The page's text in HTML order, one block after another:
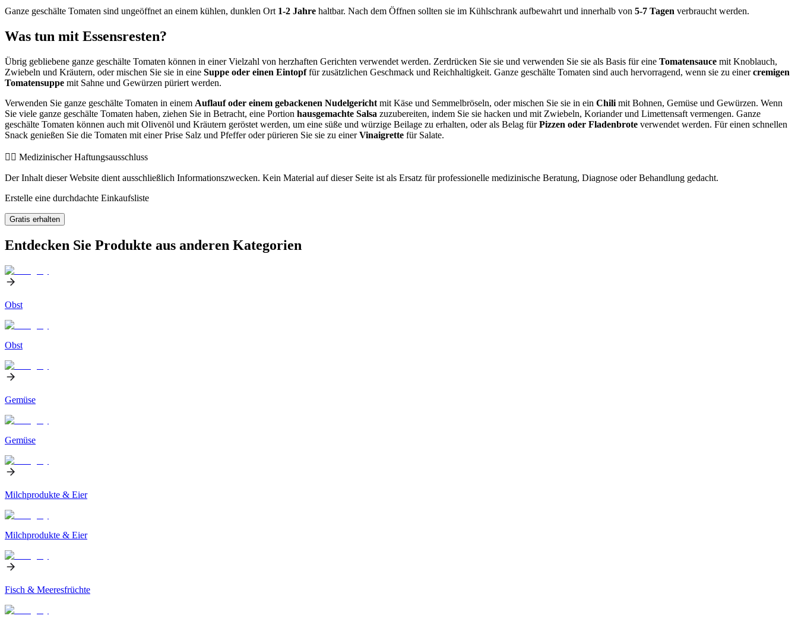
Ganze geschälte Tomaten sind ungeöffnet an einem kühlen, dunklen Ort 1-2 Jahre haltbar. Nach dem Öffnen sollten sie im Kühlschrank aufbewahrt und innerhalb von 5-7 Tagen verbraucht werden.
Was tun mit Essensresten?
Übrig gebliebene ganze geschälte Tomaten können in einer Vielzahl von herzhaften Gerichten verwendet werden. Zerdrücken Sie sie und verwenden Sie sie als Basis für eine Tomatensauce mit Knoblauch,
Zwiebeln und Kräutern, oder mischen Sie sie in eine Suppe oder einen Eintopffür zusätzlichen Geschmack und Reichhaltigkeit. Ganze geschälte Tomaten sind auch hervorragend, wenn sie zu einercremigen
Tomatensuppe mit Sahne und Gewürzen püriert werden.
Verwenden Sie ganze geschälte Tomaten in einem Auflauf oder einem gebackenen Nudelgericht mit Käse und Semmelbröseln, oder mischen Sie sie in ein Chili mit Bohnen, Gemüse und Gewürzen. Wenn
Sie viele ganze geschälte Tomaten haben, ziehen Sie in Betracht, eine Portion hausgemachte Salsa zuzubereiten, indem Sie sie hacken und mit Zwiebeln, Koriander und Limettensaft vermengen. Ganze
geschälte Tomaten können auch mit Olivenöl und Kräutern geröstet werden, um eine süße und würzige Beilage zu erhalten, oder als Belag fürPizzen oder Fladenbrote verwendet werden. Für einen schnellen
Snack genießen Sie die Tomaten mit einer Prise Salz und Pfeffer oder pürieren Sie sie zu einerVinaigrette für Salate.
👨‍⚕️️ Medizinischer Haftungsausschluss
Der Inhalt dieser Website dient ausschließlich Informationszwecken. Kein Material auf dieser Seite ist als Ersatz für professionelle medizinische Beratung, Diagnose oder Behandlung gedacht.
Erstelle eine durchdachte Einkaufsliste
Gratis erhalten
Entdecken Sie Produkte aus anderen Kategorien
Obst
Obst
Gemüse
Gemüse
Milchprodukte & Eier
Milchprodukte & Eier
Fisch & Meeresfrüchte